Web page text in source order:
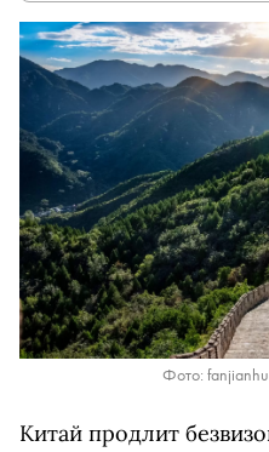
Фото:
Китай продлит